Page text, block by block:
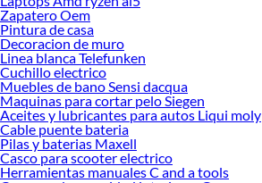
Cocinas
Licuadora
Freidora de aire
Cafetera
Lavadora
Microondas
Frigobar
Aspiradora
Dispensador de agua
Campana de cocina
Cocina electrica
Zapatero Oem
Pintura de casa
Decoracion de muro
Linea blanca Telefunken
Cuchillo electrico
Muebles de bano Sensi dacqua
Maquinas para cortar pelo Siegen
Aceites y lubricantes para autos Liqui moly
Cable puente bateria
Pilas y baterias Maxell
Casco para scooter electrico
Herramientas manuales C and a tools